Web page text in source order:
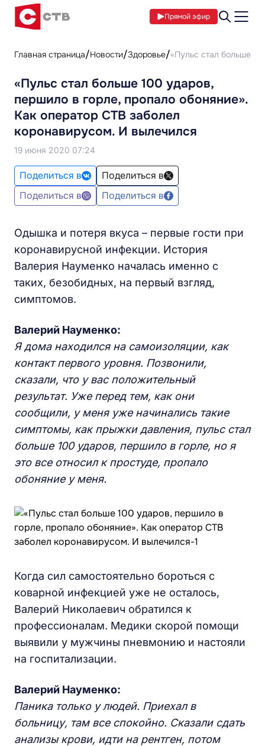
Прямой эфир
Главная страница Новости Здоровье «Пульс стал больше
«Пульс стал больше 100 ударов,
першило в горле, пропало обоняние».
Как оператор СТВ заболел
коронавирусом. И вылечился
19 июня 2020 07:24
Поделиться в
Поделиться в
Поделиться в
Поделиться в
Одышка и потеря вкуса – первые гости при
коронавирусной инфекции. История
Валерия Науменко началась именно с
таких, безобидных, на первый взгляд,
симптомов.
Валерий Науменко:
Я дома находился на самоизоляции, как
контакт первого уровня. Позвонили,
сказали, что у вас положительный
результат. Уже перед тем, как они
сообщили, у меня уже начинались такие
симптомы, как прыжки давления, пульс стал
больше 100 ударов, першило в горле, но я
это все относил к простуде, пропало
обоняние у меня.
Когда сил самостоятельно бороться с
коварной инфекцией уже не осталось,
Валерий Николаевич обратился к
профессионалам. Медики скорой помощи
выявили у мужчины пневмонию и настояли
на госпитализации.
Валерий Науменко:
Паника только у людей. Приехал в
больницу, там все спокойно. Сказали сдать
анализы крови, идти на рентген, потом